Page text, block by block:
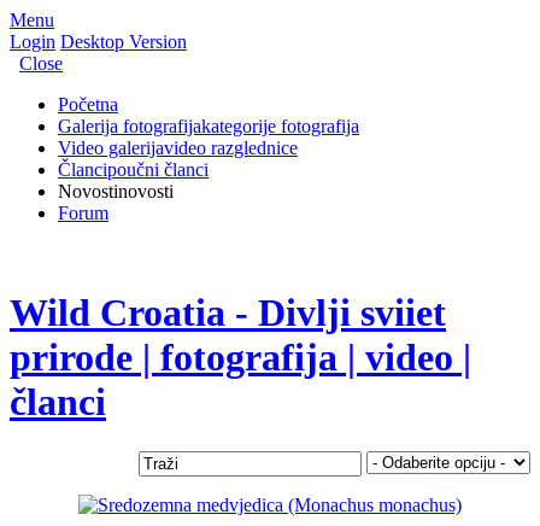
Menu
Login Desktop Version
Close
Početna
Galerija fotografijakategorije fotografija
Video galerijavideo razglednice
Člancipoučni članci
Novostinovosti
Forum
Wild Croatia - Divlji sviiet
prirode | fotografija | video |
članci